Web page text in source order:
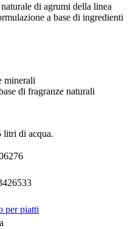
di agrumi della linea
a base di ingredienti
minerali
di fragranze naturali
litri di acqua.
per piatti